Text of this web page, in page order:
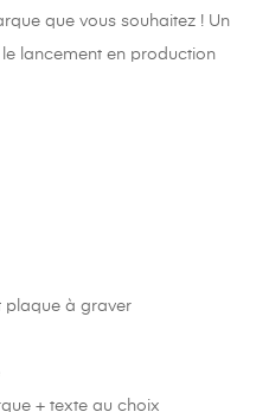
que vous souhaitez ! Un
le lancement en production
plaque à graver
+ texte au choix